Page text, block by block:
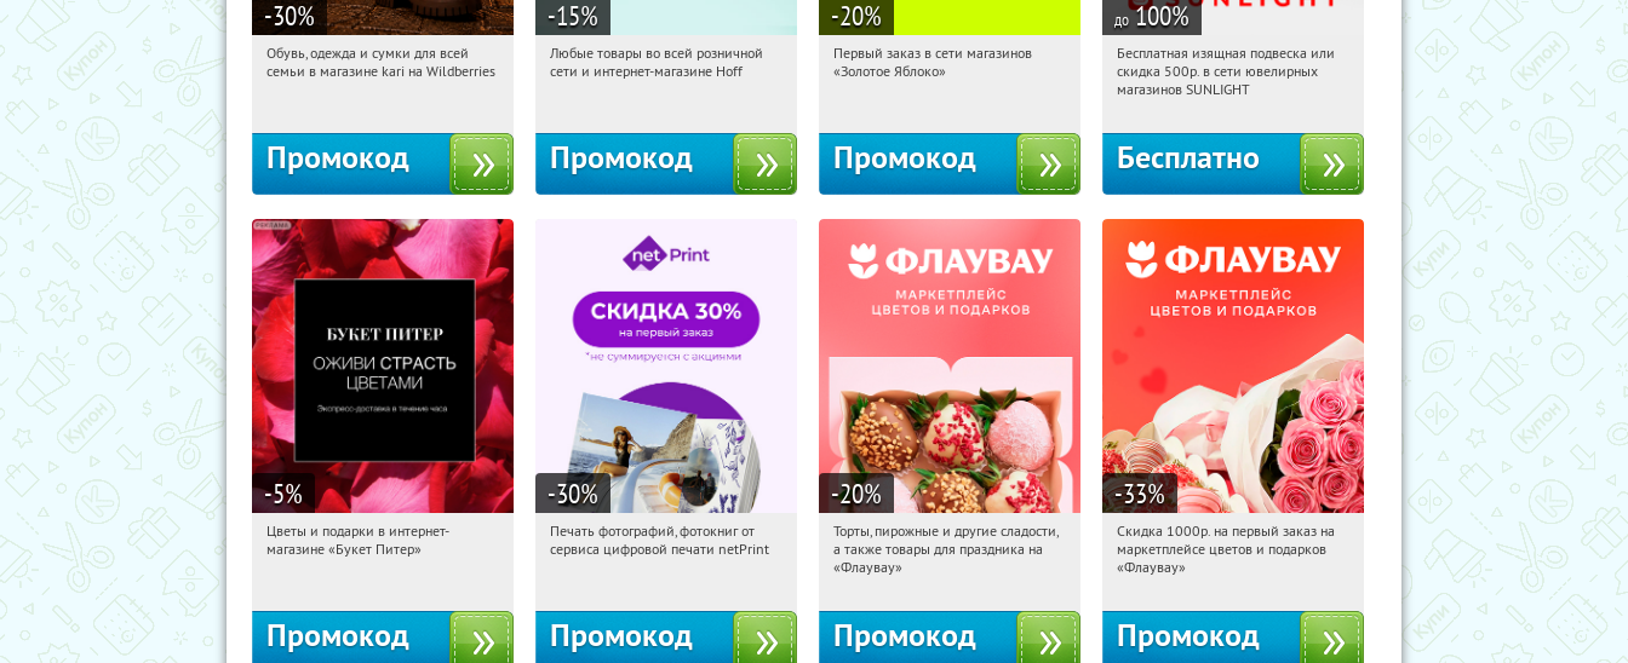
-30%
05:18:25 Получили:
Обувь, одежда и сумки для всей
семьи в магазине kari на Wildberries
Промокод
-15%
05:18:25 Получили:
Любые товары во всей розничной
сети и интернет-магазине Hoff
Промокод
-20%
05:18:25
Получи первым!
Первый заказ в сети магазинов
«Золотое Яблоко»
Промокод
до 100%
05:18:25 Получили:
Россия
Бесплатная изящная подвеска или
скидка 500р. в сети ювелирных
магазинов SUNLIGHT
Бесплатно
-5%
05:18:25
Получи первым!
Цветы и подарки в интернет-
магазине «Букет Питер»
Промокод
-30%
05:18:25 Получили:
Печать фотографий, фотокниг от
сервиса цифровой печати netPrint
Промокод
-20%
05:18:25 Получили:
Россия
Торты, пирожные и другие сладости,
а также товары для праздника на
«Флаувау»
Промокод
-33%
05:18:25 Получили:
Россия
Скидка 1000р. на первый заказ на
маркетплейсе цветов и подарков
«Флаувау»
Промокод